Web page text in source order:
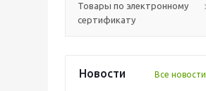
Товары по электронному
сертификату
Новости Все новости